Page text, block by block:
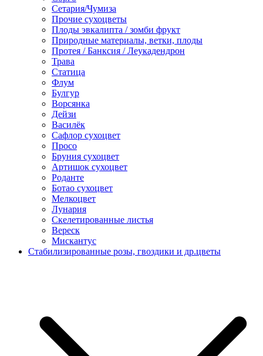
Сетария/Чумиза
Прочие сухоцветы
Плоды эвкалипта / зомби фрукт
Природные материалы, ветки, плоды
Протея / Банксия / Леукадендрон
Трава
Статица
Флум
Булгур
Ворсянка
Дейзи
Василёк
Сафлор сухоцвет
Просо
Бруния сухоцвет
Артишок сухоцвет
Роданте
Ботао сухоцвет
Мелкоцвет
Лунария
Скелетированные листья
Вереск
Мискантус
Стабилизированные розы, гвоздики и др.цветы